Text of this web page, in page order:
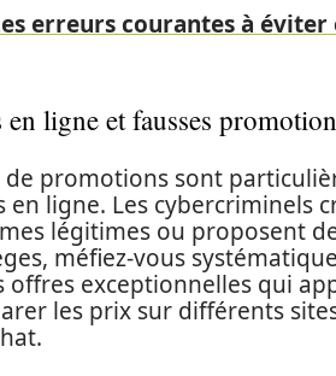
erreurs courantes à
ligne et fausses
de promotions sont
en ligne. Les cybercriminels
légitimes ou proposent
méfiez-vous
exceptionnelles qui
les prix sur différents